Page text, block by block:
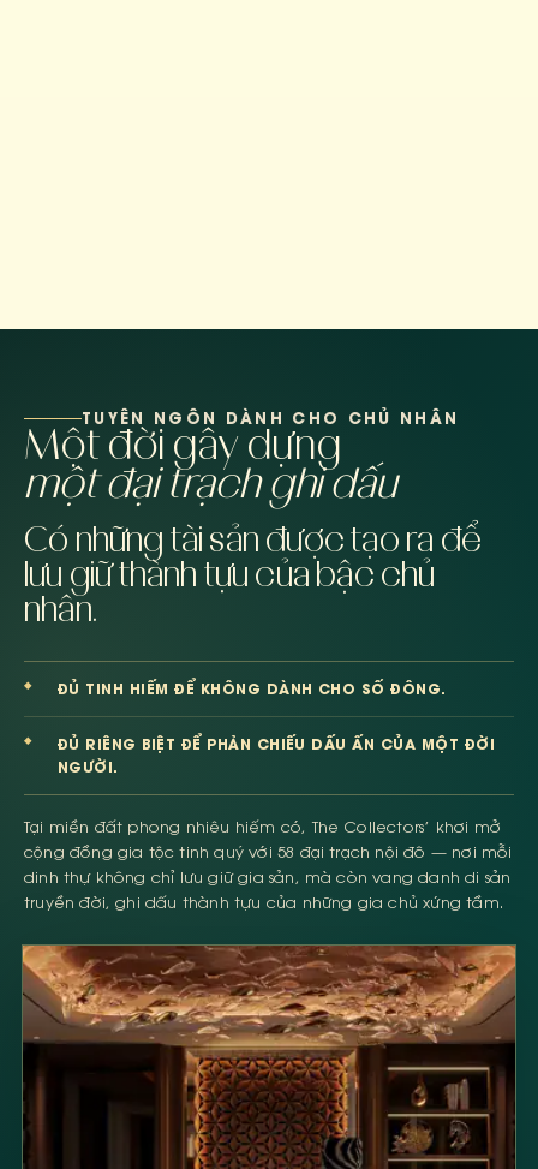
TUYÊN NGÔN DÀNH CHO CHỦ NHÂN
Một đời gây dựng
một đại trạch ghi dấu
Có những tài sản được tạo ra để
lưu giữ thành tựu của bậc chủ
nhân.
ĐỦ TINH HIẾM ĐỂ KHÔNG DÀNH CHO SỐ ĐÔNG.
ĐỦ RIÊNG BIỆT ĐỂ PHẢN CHIẾU DẤU ẤN CỦA MỘT ĐỜI
NGƯỜI.
Tại miền đất phong nhiêu hiếm có, The Collectors’ khơi mở
cộng đồng gia tộc tinh quý với 58 đại trạch nội đô — nơi mỗi
dinh thự không chỉ lưu giữ gia sản, mà còn vang danh di sản
truyền đời, ghi dấu thành tựu của những gia chủ xứng tầm.